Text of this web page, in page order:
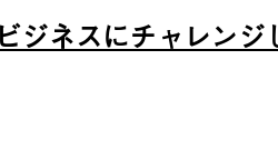
ジネスにチャレンジ